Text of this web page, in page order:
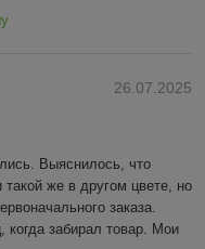
26.07.2025
Выяснилось, что
же в другом цвете, но
заказа.
когда забирал товар. Мои